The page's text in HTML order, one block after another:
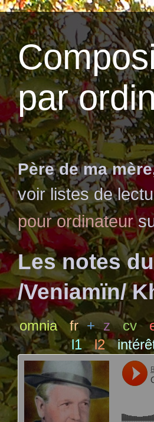
par
Père de ma
voir listes de
pour ordinateur
Les notes
/Veniamïn/
omnia fr + z cv
l1
l2